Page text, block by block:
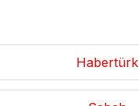
Habertürk